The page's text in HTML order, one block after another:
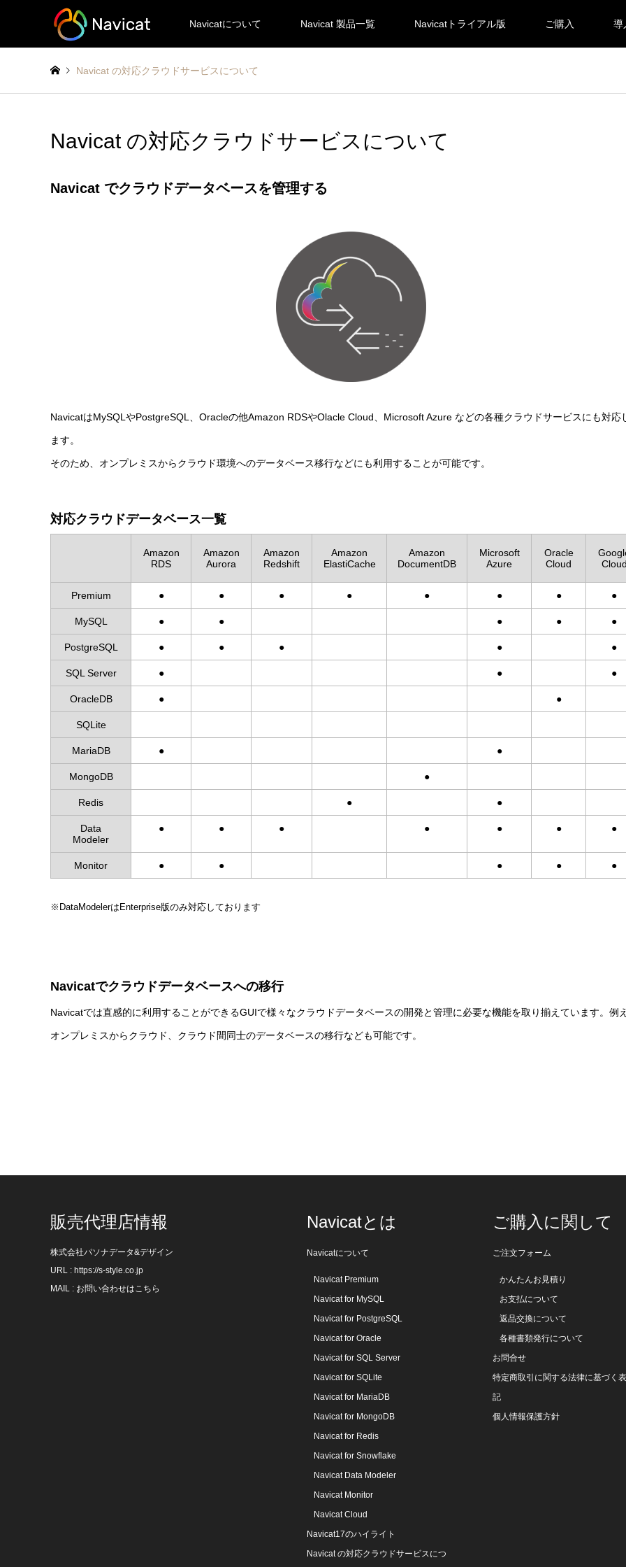
Navicatについて Navicat 製品一覧 Navicatトライアル版 ご購入 導
Navicat の対応クラウドサービスについて
Navicat の対応クラウドサービスについて
Navicat でクラウドデータベースを管理する
NavicatはMySQLやPostgreSQL、Oracleの他Amazon RDSやOlacle Cloud、Microsoft Azure などの各種クラウドサービスにも対応
ます。
そのため、オンプレミスからクラウド環境へのデータベース移行などにも利用することが可能です。
対応クラウドデータベース一覧
Amazon
RDS
Amazon
Aurora
Amazon
Redshift
Amazon
ElastiCache
Amazon
DocumentDB
Microsoft
Azure
Oracle
Cloud
Premium ● ● ● ● ● ● ● ●
MySQL ● ● ● ● ●
PostgreSQL ● ● ● ● ●
SQL Server ● ● ●
OracleDB ● ●
SQLite
MariaDB ● ●
MongoDB ●
Redis ● ●
Data
Modeler
● ● ● ● ● ● ●
Monitor ● ● ● ● ●
※DataModelerはEnterprise版のみ対応しております
Navicatでクラウドデータベースへの移行
Navicatでは直感的に利用することができるGUIで様々なクラウドデータベースの開発と管理に必要な機能を取り揃えています。例
オンプレミスからクラウド、クラウド間同士のデータベースの移行なども可能です。
販売代理店情報
株式会社パソナデータ&デザイン
URL : https://s-style.co.jp
MAIL : お問い合わせはこちら
Navicatとは
Navicatについて
Navicat Premium
Navicat for MySQL
Navicat for PostgreSQL
Navicat for Oracle
Navicat for SQL Server
Navicat for SQLite
Navicat for MariaDB
Navicat for MongoDB
Navicat for Redis
Navicat for Snowflake
Navicat Data Modeler
Navicat Monitor
Navicat Cloud
Navicat17のハイライト
Navicat の対応クラウドサービスにつ
ご購入に関して
ご注文フォーム
かんたんお見積り
お支払について
返品交換について
各種書類発行について
お問合せ
特定商取引に関する法律に基づく
記
個人情報保護方針